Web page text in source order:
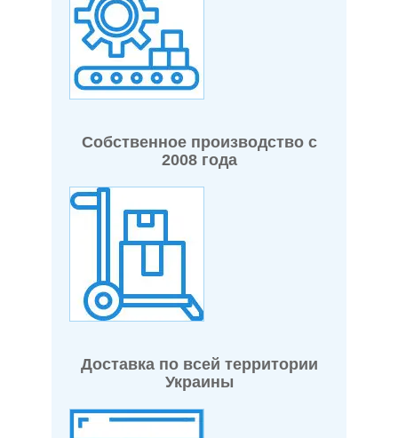
Собственное производство с
2008 года
Доставка по всей территории
Украины